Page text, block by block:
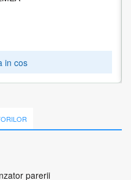
in cos
in cos
parerii